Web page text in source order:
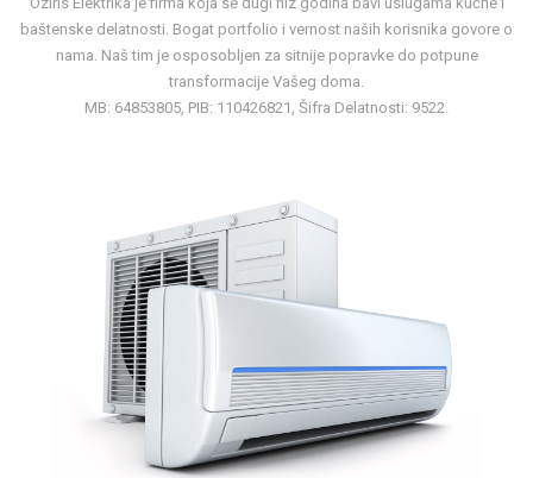
baštenske delatnosti. Bogat portfolio i vernost naših korisnika govore o
nama. Naš tim je osposobljen za sitnije popravke do potpune
transformacije Vašeg doma.
MB: 64853805, PIB: 110426821, Šifra Delatnosti: 9522.